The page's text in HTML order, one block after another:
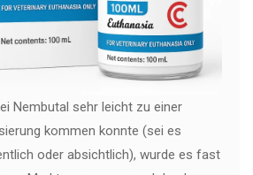
Nembutal sehr leicht zu einer
kommen konnte (sei es
oder absichtlich), wurde es fast